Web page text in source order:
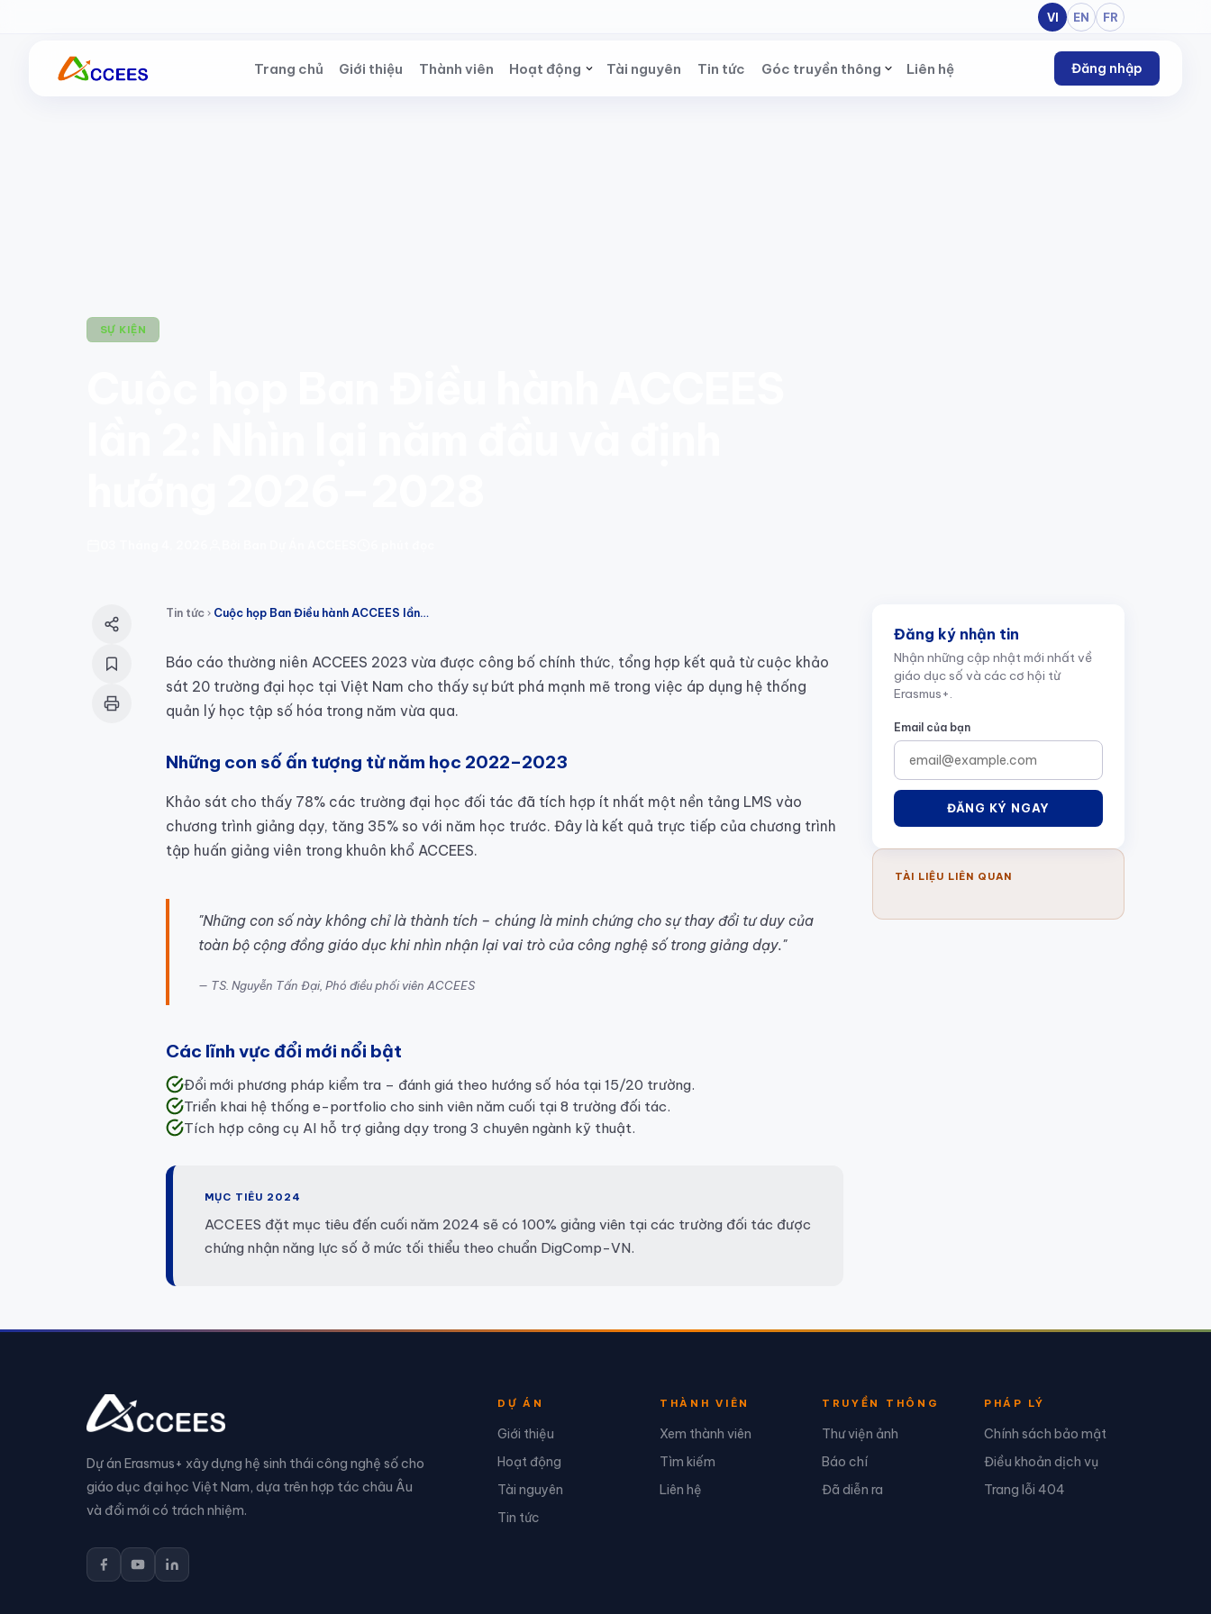
VI EN FR
Trang chủ Giới thiệu Thành viên Hoạt động Tài nguyên Tin tức Góc truyền thông Liên hệ Đăng nhập
SỰ KIỆN
Tin tức Cuộc họp Ban Điều hành ACCEES lần 2: Nhìn lại năm đầu và định hướng 2026–2028
Báo cáo thường niên ACCEES 2023 vừa được công bố chính thức, tổng hợp kết quả từ cuộc khảo
sát 20 trường đại học tại Việt Nam cho thấy sự bứt phá mạnh mẽ trong việc áp dụng hệ thống
quản lý học tập số hóa trong năm vừa qua.
Những con số ấn tượng từ năm học 2022–2023
Khảo sát cho thấy 78% các trường đại học đối tác đã tích hợp ít nhất một nền tảng LMS vào
chương trình giảng dạy, tăng 35% so với năm học trước. Đây là kết quả trực tiếp của chương trình
tập huấn giảng viên trong khuôn khổ ACCEES.
"Những con số này không chỉ là thành tích – chúng là minh chứng cho sự thay đổi tư duy của
toàn bộ cộng đồng giáo dục khi nhìn nhận lại vai trò của công nghệ số trong giảng dạy."
TS. Nguyễn Tấn Đại, Phó điều phối viên ACCEES
Các lĩnh vực đổi mới nổi bật
Đổi mới phương pháp kiểm tra – đánh giá theo hướng số hóa tại 15/20 trường.
Triển khai hệ thống e-portfolio cho sinh viên năm cuối tại 8 trường đối tác.
Tích hợp công cụ AI hỗ trợ giảng dạy trong 3 chuyên ngành kỹ thuật.
MỤC TIÊU 2024
ACCEES đặt mục tiêu đến cuối năm 2024 sẽ có 100% giảng viên tại các trường đối tác được
chứng nhận năng lực số ở mức tối thiểu theo chuẩn DigComp-VN.
Đăng ký nhận tin
Nhận những cập nhật mới nhất về
giáo dục số và các cơ hội từ
Erasmus+.
Email của bạn
ĐĂNG KÝ NGAY
TÀI LIỆU LIÊN QUAN
Dự án Erasmus+ xây dựng hệ sinh thái công nghệ số cho
giáo dục đại học Việt Nam, dựa trên hợp tác châu Âu
và đổi mới có trách nhiệm.
DỰ ÁN
Giới thiệu
Hoạt động
Tài nguyên
Tin tức
THÀNH VIÊN
Xem thành viên
Tìm kiếm
Liên hệ
TRUYỀN THÔNG
Thư viện ảnh
Báo chí
Đã diễn ra
PHÁP LÝ
Chính sách bảo mật
Điều khoản dịch vụ
Trang lỗi 404